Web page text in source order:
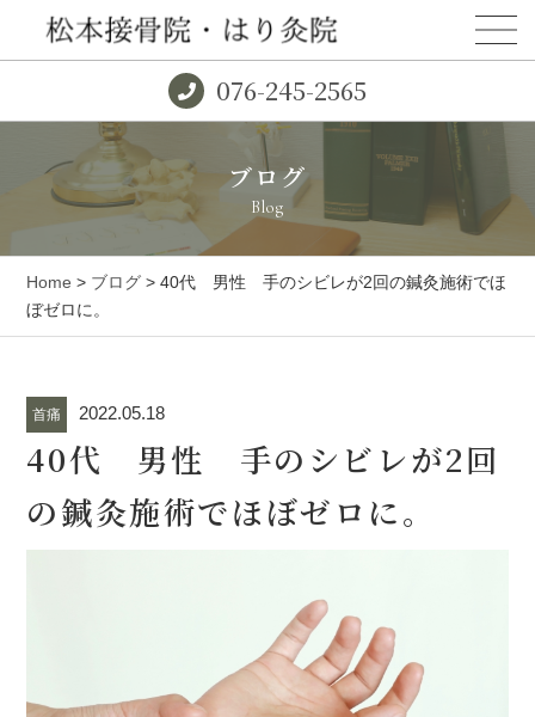
076-245-2565
ブログ
Blog
Home > ブログ > 40代 男性 手のシビレが2回の鍼灸施術でほ
ぼゼロに。
首痛 2022.05.18
40代 男性 手のシビレが2回
の鍼灸施術でほぼゼロに。